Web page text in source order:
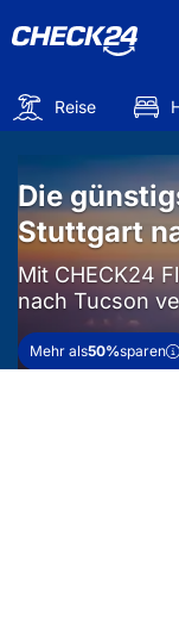
Reise
Die
Stuttgart
Mit CHECK24
nach Tucson
Mehr als50%sparen